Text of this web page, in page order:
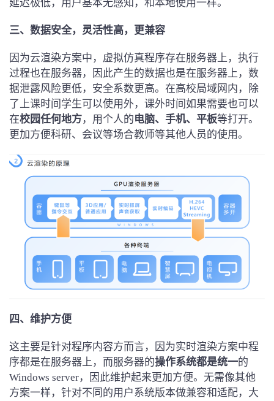
延迟极低，用户基本无感知，和本地使用一样。
三、数据安全， 灵活性高，更兼容
因为云渲染方案中，虚拟仿真程序存在服务器上，执行
过程也在服务器，因此产生的数据也是在服务器上，数
据泄露风险更低，安全系数更高。在高校局域网内，除
了上课时间学生可以使用外，课外时间如果需要也可以
在校园任何地方，用个人的电脑、手机、平板等打开。
更加方便科研、会议等场合教师等其他人员的使用。
四、维护方便
这主要是针对程序内容方而言，因为实时渲染方案中程
序都是在服务器上，而服务器的操作系统都是统一的
Windows server，因此维护起来更加方便。无需像其他
方案一样，针对不同的用户系统版本做兼容和适配，大